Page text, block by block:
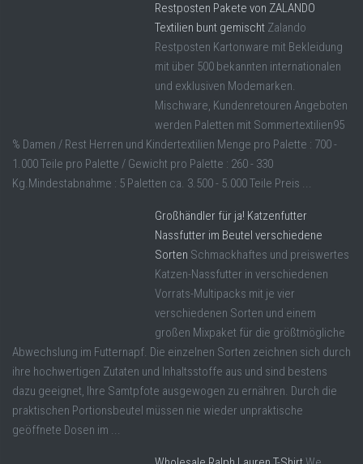
Restposten Pakete von ZALANDO
Textilien bunt gemischt Zalando
Restposten Kartonware mit Bekleidung
mit über 500 bekannten internationalen
und exklusiven Modemarken.
Mischware, Kundenretouren Angeboten
werden Paletten mit Sommertextilien95
% Damen / Rest Herren und Kindertextilien Menge pro Palette : 700 -
1.000 Teile pro Palette / Gewicht pro Palette : 260 - 330
Kg.Mindestabnahme : 5 Paletten ca. 3.500 - 5.000 Teile Preis ...
Großhändler für ja! Katzenfutter
Nassfutter im Beutel verschiedene
Sorten Schmackhaftes und preiswertes
Katzen-Nassfutter in verschiedenen
Vorrats-Multipacks mit je vier
verschiedenen Sorten und einem
großen Mixpaket für die größtmögliche
Abwechslung im Futternapf. Die einzelnen Sorten zeichnen sich durch
ihre hochwertigen Zutaten und Inhaltsstoffe aus und sind bestens
dazu geeignet, Ihre Samtpfote ausgewogen zu ernähren. Durch die
praktischen Portionsbeutel müssen nie wieder unpraktische
geöffnete Dosen im ...